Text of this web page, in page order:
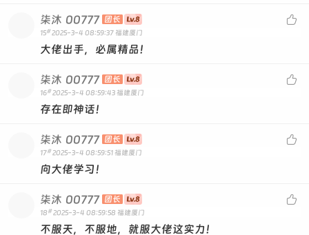

柒沐 00777 团长
15# 2025-3-4 08:59:37 福建厦门
大佬出手，必属精品！

柒沐 00777 团长
16# 2025-3-4 08:59:43 福建厦门
存在即神话！

柒沐 00777 团长
17# 2025-3-4 08:59:51 福建厦门
向大佬学习！

柒沐 00777 团长
18 # 2025-3-4 08:59:58 福建厦门
不服天，不服地，就服大佬这实力！